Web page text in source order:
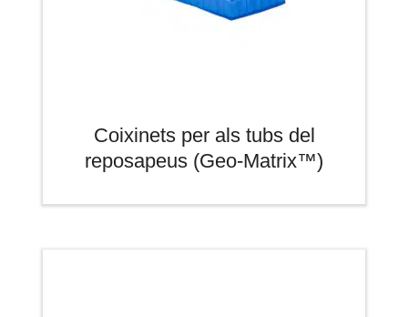
Coixinets per als tubs del
reposapeus (Geo-Matrix™)